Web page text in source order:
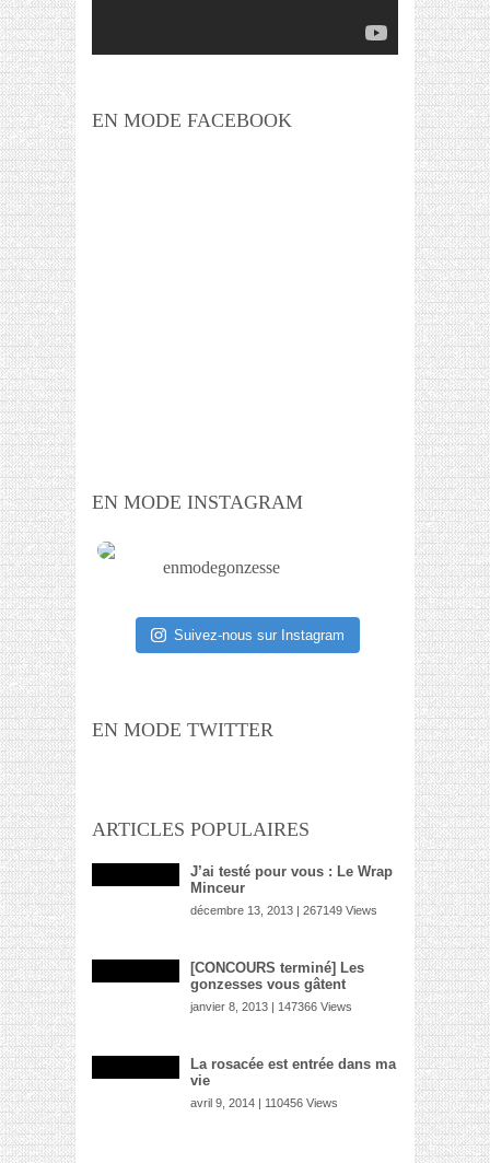
EN MODE FACEBOOK
EN MODE INSTAGRAM
enmodegonzesse
Suivez-nous sur Instagram
EN MODE TWITTER
ARTICLES POPULAIRES
J’ai testé pour vous : Le Wrap
Minceur
décembre 13, 2013 | 267149 Views
[CONCOURS terminé] Les
gonzesses vous gâtent
janvier 8, 2013 | 147366 Views
La rosacée est entrée dans ma
vie
avril 9, 2014 | 110456 Views